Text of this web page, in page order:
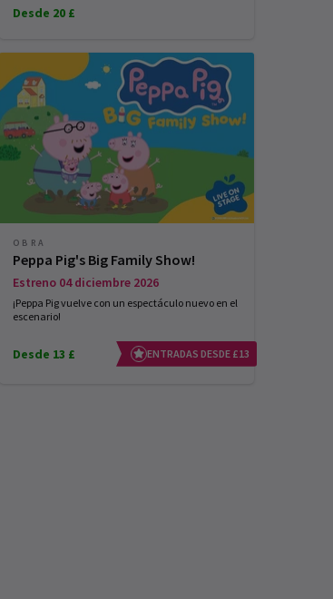
Desde 20 £
OBRA
Peppa Pig's Big Family Show!
Estreno 04 diciembre 2026
¡Peppa Pig vuelve con un espectáculo nuevo en el
escenario!
Desde 13 £ ENTRADAS DESDE £13